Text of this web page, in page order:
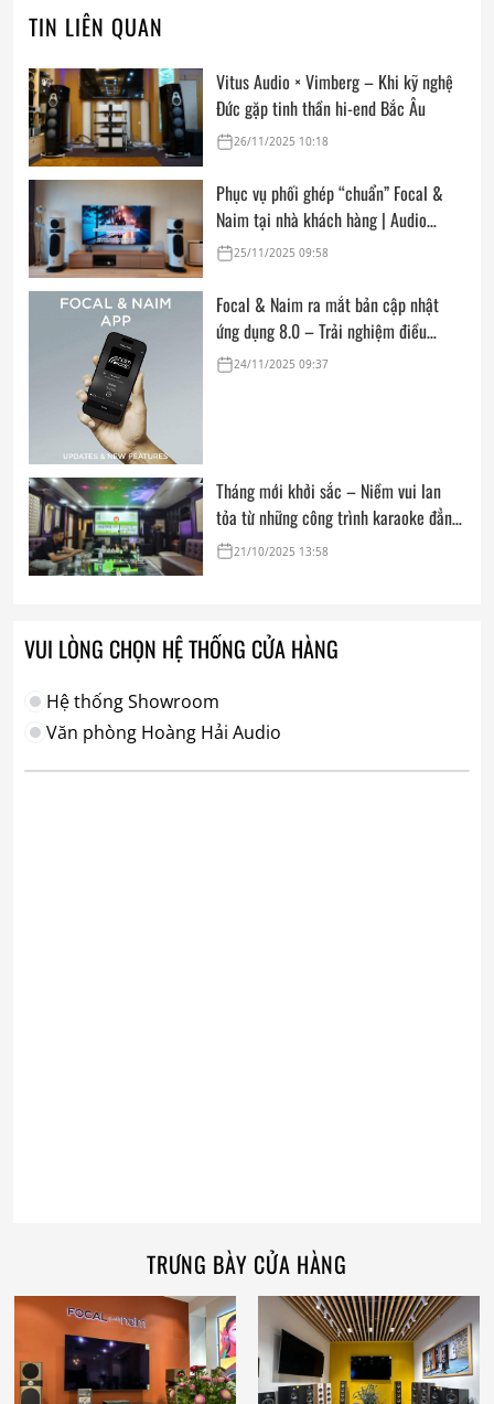
TIN LIÊN QUAN
Vitus Audio × Vimberg – Khi kỹ nghệ
Đức gặp tinh thần hi-end Bắc Âu
26/11/2025 10:18
Phục vụ phối ghép “chuẩn” Focal &
Naim tại nhà khách hàng | Audio
Hoàng Hải
25/11/2025 09:58
Focal & Naim ra mắt bản cập nhật
ứng dụng 8.0 – Trải nghiệm điều
khiển hệ sinh thái âm thanh cao cấp
24/11/2025 09:37
Tháng mới khởi sắc – Niềm vui lan
tỏa từ những công trình karaoke đẳng
cấp của Audio Hoàng Hải
21/10/2025 13:58
VUI LÒNG CHỌN HỆ THỐNG CỬA HÀNG
Hệ thống Showroom
Văn phòng Hoàng Hải Audio
TRƯNG BÀY CỬA HÀNG